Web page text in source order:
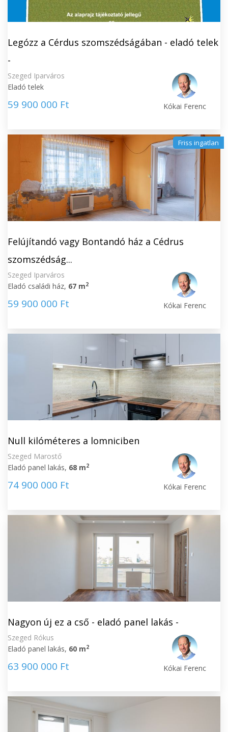
Legózz a Cérdus szomszédságában - eladó telek
-
Szeged Iparváros
Eladó telek
59 900 000 Ft Kókai Ferenc
Friss ingatlan
Felújítandó vagy Bontandó ház a Cédrus
szomszédság...
Szeged Iparváros
Eladó családi ház, 67 m2
59 900 000 Ft Kókai Ferenc
Null kilóméteres a lomniciben
Szeged Marostő
Eladó panel lakás, 68 m2
74 900 000 Ft Kókai Ferenc
Nagyon új ez a cső - eladó panel lakás -
Szeged Rókus
Eladó panel lakás, 60 m2
63 900 000 Ft Kókai Ferenc